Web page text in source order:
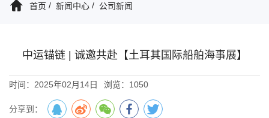
首页 新闻中心 公司新闻
中运锚链 | 诚邀共赴【土耳其国际船舶海事展】
时间：2025年02月14日 浏览：1050
分享到：